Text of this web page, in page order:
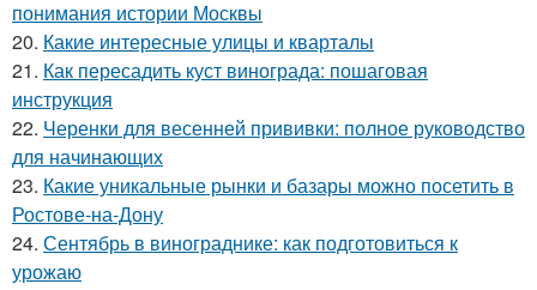
понимания истории Москвы
20. Какие интересные улицы и кварталы
21. Как пересадить куст винограда: пошаговая
инструкция
22. Черенки для весенней прививки: полное руководство
для начинающих
23. Какие уникальные рынки и базары можно посетить в
Ростове-на-Дону
24. Сентябрь в винограднике: как подготовиться к
урожаю